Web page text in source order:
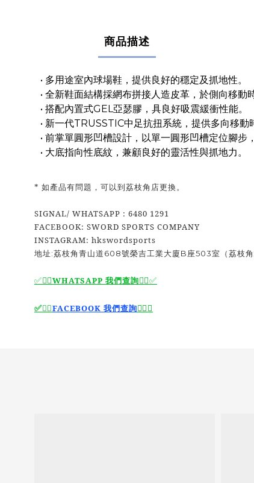
商品描述
• 多用途室內球場鞋，提供良好的穩定及抓地性。
• 全新鞋面結構採網布拼接人造皮革，於側向移
• 搭配內置式GEL亞瑟膠，具良好吸震緩衝性能。
• 新一代TRUSSTIC中足抗扭系統，提供多向移動
• 前掌單圓形凹槽設計，以單一圓形凹槽定位腳步
• 大底指向性底紋，兼顧良好的靈活性與抓地力。
* 如產品有問題，可以到荔枝角店更換。
SIGNAL/ WHATSAPP : 6480 1291
FACEBOOK: SWORD SPORTS COMPANY
INSTAGRAM: hkswordsports
地址:荔枝角青山道608號榮吉工業大廈B座503室（荔枝角
✅🙆‍♂️WHATSAPP 我們查詢🙆‍♂️✅
✅🙆‍♂️FACEBOOK 我們查詢🙆‍♂️✅